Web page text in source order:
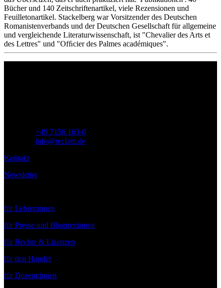
Bücher und 140 Zeitschriftenartikel, viele Rezensionen und
Feuilletonartikel. Stackelberg war Vorsitzender des Deutschen
Romanistenverbands und der Deutschen Gesellschaft für allgemeine
und vergleichende Literaturwissenschaft, ist "Chevalier des Arts et
des Lettres" und "Ofﬁcier des Palmes académiques".
+49 7156 163-0
info@reclam.de
Kontakt
Newsletter
für Lehrer:innen
für Presse und Blogger:innen
für Rechte & Lizenzen
für den Handel
für Dozent:innen